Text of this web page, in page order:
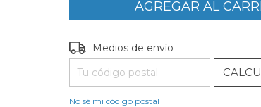
Entregas para el CP:
Medios de envío
No sé mi código postal